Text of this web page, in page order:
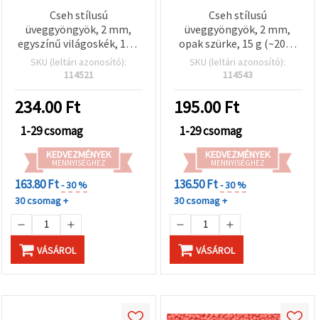
Cseh stílusú
üveggyöngyök, 2 mm,
egyszínű világoskék, 15 g
(kb. 2050 db)
SKU (leltári azonosító):
114521
234.00 Ft
1-29 csomag
KEDVEZMÉNYEK
MENNYISÉGHEZ
163.80 Ft- 30 %
30 csomag +
VÁSÁROL
Cseh stílusú
üveggyöngyök, 2 mm,
opak szürke, 15 g (~2050
db)
SKU (leltári azonosító):
114543
195.00 Ft
1-29 csomag
KEDVEZMÉNYEK
MENNYISÉGHEZ
136.50 Ft- 30 %
30 csomag +
VÁSÁROL